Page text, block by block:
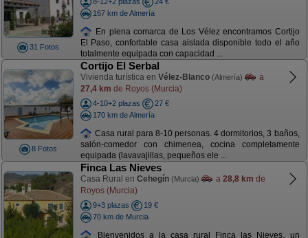
31 Fotos
167 km de Almería
En plena comarca de Los Vélez encontramos Cortijo
El Paso, confortable casa aislada disponible todo el año
totalmente equipada con capacidad ...
8 Fotos
Cortijo El Serbal
Vivienda turística en Vélez-Blanco (Almería)
a
27,4 km de Royos (Murcia)
4-10+2 plazas
27 €
170 km de Almería
Casa rural para 8-10 personas. 4 dormitorios, 3 baños,
salón-comedor con chimenea, cocina completamente
equipada (lavavajillas, pequeños ele ...
Finca Las Nieves
Casa Rural en Cehegín (Murcia) a 28,8 km de
Royos (Murcia)
9+3 plazas
19 €
70 km de Murcia
Bienvenidos a la casa rural Finca las Nieves, un